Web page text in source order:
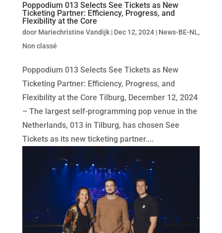
Poppodium 013 Selects See Tickets as New
Ticketing Partner: Efficiency, Progress, and
Flexibility at the Core
door Mariechristine Vandijk| Dec 12, 2024| News-BE-NL,
Non classé
Poppodium 013 Selects See Tickets as New
Ticketing Partner: Efficiency, Progress, and
Flexibility at the Core Tilburg, December 12, 2024
– The largest self-programming pop venue in the
Netherlands, 013 in Tilburg, has chosen See
Tickets as its new ticketing partner....